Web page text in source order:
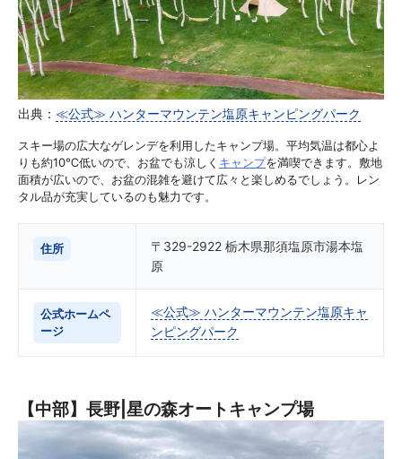
出典： ≪公式≫ ハンターマウンテン塩原キャンピングパーク
スキー場の広大なゲレンデを利用したキャンプ場。平均気温は都心よ
りも約10℃低いので、お盆でも涼しく キャンプを満喫できます。敷地
面積が広いので、お盆の混雑を避けて広々と楽しめるでしょう。レン
タル品が充実しているのも魅力です。
住所
〒329-2922 栃木県那須塩原市湯本塩
原
公式ホームペ
ージ
≪公式≫ ハンターマウンテン塩原キャ
ンピングパーク
【中部】長野|星の森オートキャンプ場